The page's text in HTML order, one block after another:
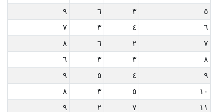
٥
٣ ٦
٩
٦
٤ ٣
٧
٧
٢ ٦
٨
٨
٣ ٣
٦
٩
٤ ٥
٩
١٠
٥ ٣
٨
١١
٧ ٢
٩